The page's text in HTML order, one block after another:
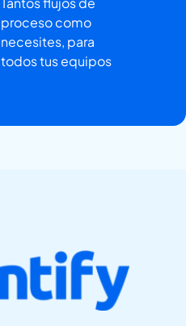
proceso como
necesites, para
todos tus equipos